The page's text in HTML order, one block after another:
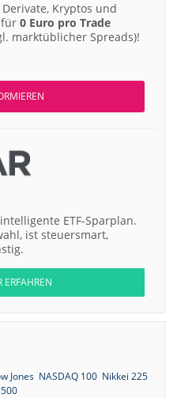
Derivate, Kryptos und
0 Euro pro Trade
marktüblicher Spreads)!
ETF-Sparplan.
ist steuersmart,
ERFAHREN
Jones NASDAQ 100 Nikkei 225